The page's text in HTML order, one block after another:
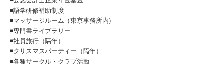
◾語学研修補助制度
◾マッサージルーム（東京事務所内）
◾専門書ライブラリー
◾社員旅行（隔年）
◾クリスマスパーティー（隔年）
◾各種サークル・クラブ活動